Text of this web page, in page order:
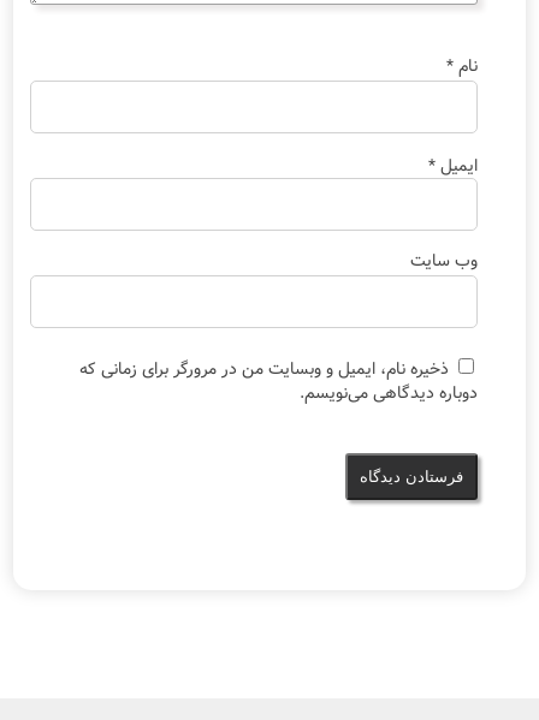
نام*
ایمیل*
وب‌ سایت
ذخیره نام، ایمیل و وبسایت من در مرورگر برای زمانی که
دوباره دیدگاهی می‌نویسم.